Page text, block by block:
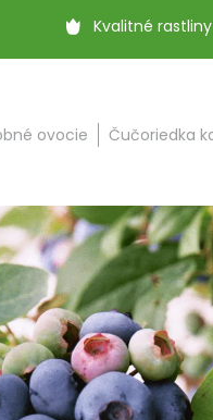
Kvalitné rastliny
ovocie Čučoriedka